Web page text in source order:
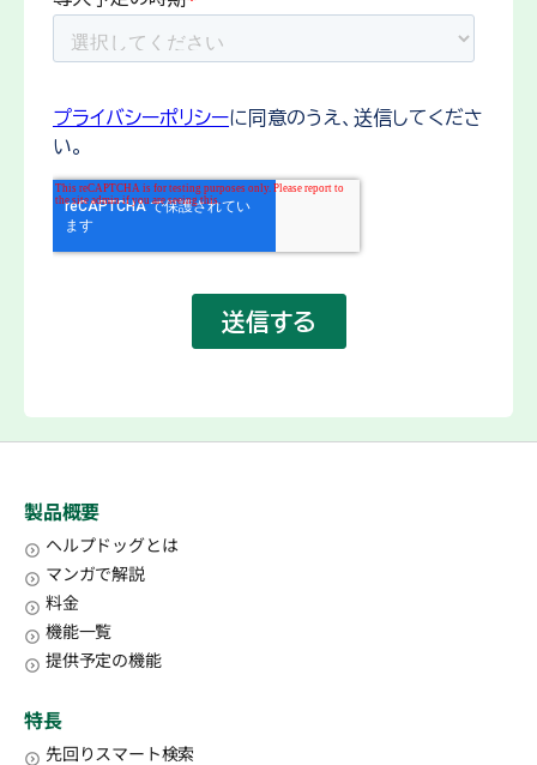
製品概要
ヘルプドッグとは
マンガで解説
料金
機能一覧
提供予定の機能
特長
先回りスマート検索